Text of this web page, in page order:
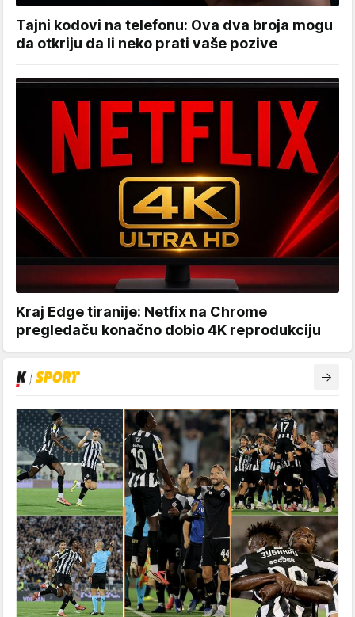
Tajni kodovi na telefonu: Ova dva broja mogu
da otkriju da li neko prati vaše pozive
Kraj Edge tiranije: Netfix na Chrome
pregledaču konačno dobio 4K reprodukciju